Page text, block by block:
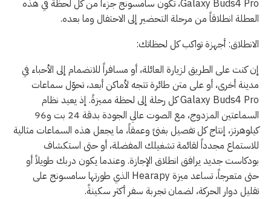
Galaxy Buds4 Pro، تكون سامسونج جزءاً من كل لحظة في هذه
العطلة انطلاقاً من مرحلة التحضير إلى الاحتفال وما بعده.
الانطلاق: أجهزة تواكب كل لحظاتك:
إن كنت على الطريق لزيارة العائلة، أو مسافراً للانضمام إلى الأحباء في
مدينة أخرى، أو على متن طائرة تتجه لأماكن أبعد، تحوّل سماعات
Galaxy Buds4 Pro كل رحلة إلى لحظة مميزةً. إذ يعيد نظام
السماعتين المزدوج، مع الصوت عالي الجودة بدقة 24 بت و96
كيلوهرتز، إنتاج كل تفصيل بغنىً وعمقاً، ما يجعل هذه السماعات مثالية
للاستماع مجدداً لقائمة تشغيلك المفضلة، أو حتى استكشاف
بودكاست جديد يرافق انطلاق الإجازة. وعندما يكون دربك طويلاً أو
حتى متعرجاً، تساعد ميزة Hearapy الذي طورتها سامسونج على
تقليل دوار الحركة، لضمان تجربة سفر أكثر سكينةً.